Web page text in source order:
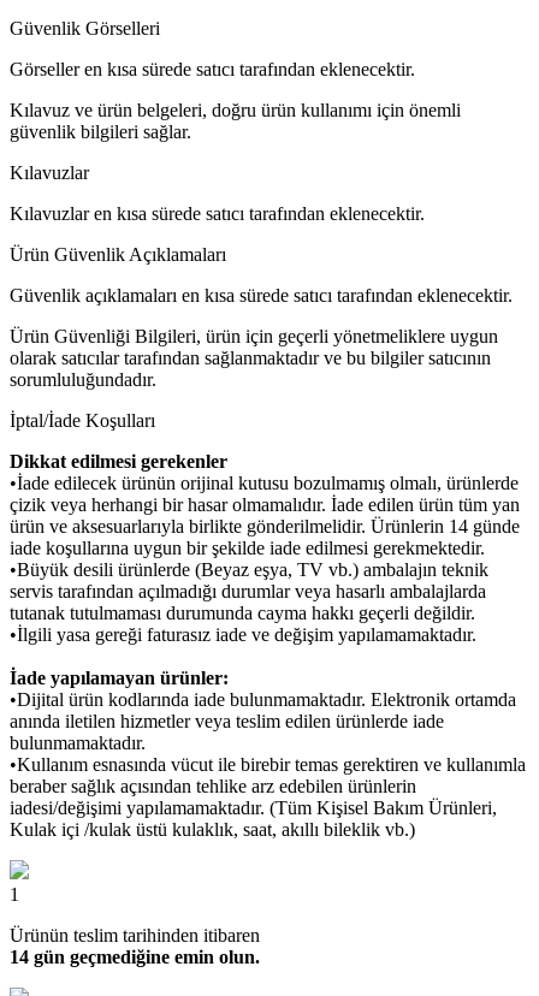
Güvenlik Görselleri
Görseller en kısa sürede satıcı tarafından eklenecektir.
Kılavuz ve ürün belgeleri, doğru ürün kullanımı için önemli
güvenlik bilgileri sağlar.
Kılavuzlar
Kılavuzlar en kısa sürede satıcı tarafından eklenecektir.
Ürün Güvenlik Açıklamaları
Güvenlik açıklamaları en kısa sürede satıcı tarafından eklenecektir.
Ürün Güvenliği Bilgileri, ürün için geçerli yönetmeliklere uygun
olarak satıcılar tarafından sağlanmaktadır ve bu bilgiler satıcının
sorumluluğundadır.
İptal/İade Koşulları
Dikkat edilmesi gerekenler
•İade edilecek ürünün orijinal kutusu bozulmamış olmalı, ürünlerde
çizik veya herhangi bir hasar olmamalıdır. İade edilen ürün tüm yan
ürün ve aksesuarlarıyla birlikte gönderilmelidir. Ürünlerin 14 günde
iade koşullarına uygun bir şekilde iade edilmesi gerekmektedir.
•Büyük desili ürünlerde (Beyaz eşya, TV vb.) ambalajın teknik
servis tarafından açılmadığı durumlar veya hasarlı ambalajlarda
tutanak tutulmaması durumunda cayma hakkı geçerli değildir.
•İlgili yasa gereği faturasız iade ve değişim yapılamamaktadır.
İade yapılamayan ürünler:
•Dijital ürün kodlarında iade bulunmamaktadır. Elektronik ortamda
anında iletilen hizmetler veya teslim edilen ürünlerde iade
bulunmamaktadır.
•Kullanım esnasında vücut ile birebir temas gerektiren ve kullanımla
beraber sağlık açısından tehlike arz edebilen ürünlerin
iadesi/değişimi yapılamamaktadır. (Tüm Kişisel Bakım Ürünleri,
Kulak içi /kulak üstü kulaklık, saat, akıllı bileklik vb.)
1
Ürünün teslim tarihinden itibaren
14 gün geçmediğine emin olun.